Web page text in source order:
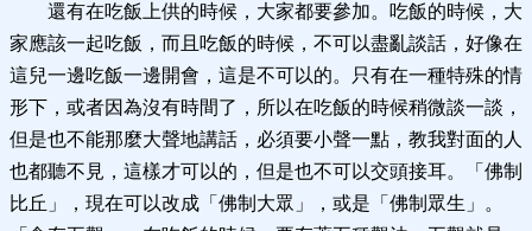
還有在吃飯上供的時候，大家都要參加。吃飯的時候，大
家應該一起吃飯，而且吃飯的時候，不可以盡亂談話，好像在
這兒一邊吃飯一邊開會，這是不可以的。只有在一種特殊的情
形下，或者因為沒有時間了，所以在吃飯的時候稍微談一談，
但是也不能那麼大聲地講話，必須要小聲一點，教我對面的人
也都聽不見，這樣才可以的，但是也不可以交頭接耳。「佛制
比丘」，現在可以改成「佛制大眾」，或是「佛制眾生」。